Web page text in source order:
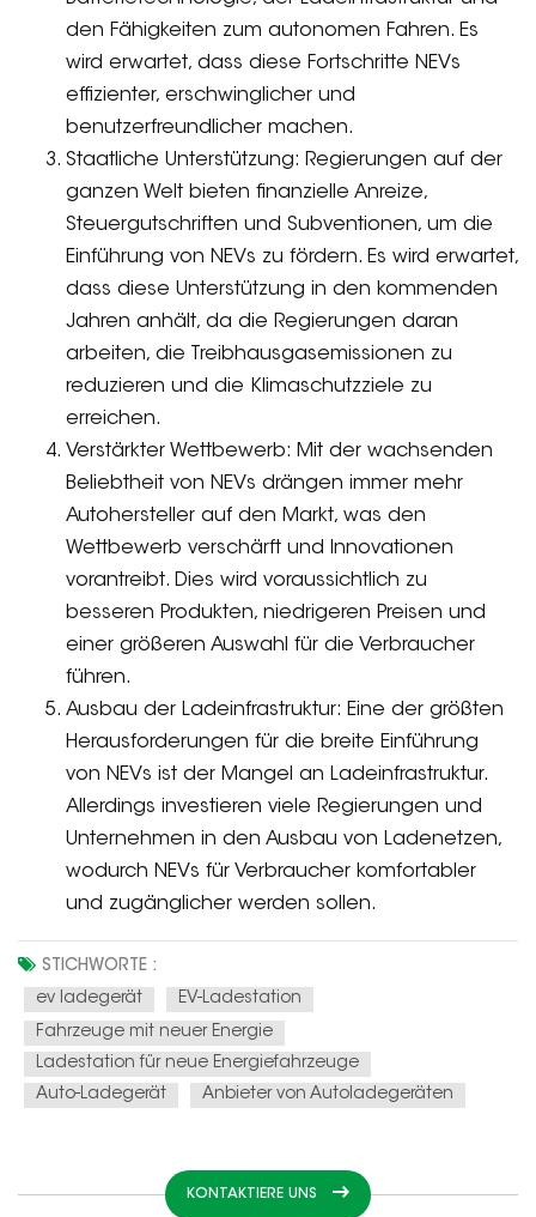
den Fähigkeiten zum autonomen Fahren. Es
wird erwartet, dass diese Fortschritte NEVs
effizienter, erschwinglicher und
benutzerfreundlicher machen.
Staatliche Unterstützung: Regierungen auf der
ganzen Welt bieten finanzielle Anreize,
Steuergutschriften und Subventionen, um die
Einführung von NEVs zu fördern. Es wird erwartet,
dass diese Unterstützung in den kommenden
Jahren anhält, da die Regierungen daran
arbeiten, die Treibhausgasemissionen zu
reduzieren und die Klimaschutzziele zu
erreichen.
Verstärkter Wettbewerb: Mit der wachsenden
Beliebtheit von NEVs drängen immer mehr
Autohersteller auf den Markt, was den
Wettbewerb verschärft und Innovationen
vorantreibt. Dies wird voraussichtlich zu
besseren Produkten, niedrigeren Preisen und
einer größeren Auswahl für die Verbraucher
führen.
Ausbau der Ladeinfrastruktur: Eine der größten
Herausforderungen für die breite Einführung
von NEVs ist der Mangel an Ladeinfrastruktur.
Allerdings investieren viele Regierungen und
Unternehmen in den Ausbau von Ladenetzen,
wodurch NEVs für Verbraucher komfortabler
und zugänglicher werden sollen.
STICHWORTE :
ev ladegerät
EV-Ladestation
Fahrzeuge mit neuer Energie
Ladestation für neue Energiefahrzeuge
Auto-Ladegerät
Anbieter von Autoladegeräten
KONTAKTIERE UNS